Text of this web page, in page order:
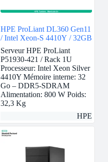
HPE ProLiant DL360 Gen11
/ Intel Xeon-S 4410Y / 32GB
Serveur HPE ProLiant
P51930-421 / Rack 1U
Processeur: Intel Xeon Silver
4410Y Mémoire interne: 32
Go – DDR5-SDRAM
Alimentation: 800 W Poids:
32,3 Kg
HPE